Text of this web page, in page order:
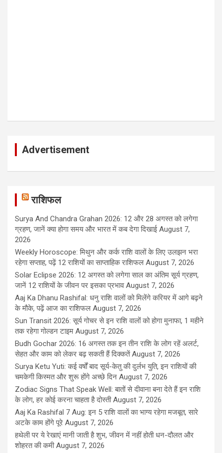
Advertisement
राशिफल
Surya And Chandra Grahan 2026: 12 और 28 अगस्त को लगेगा
ग्रहण, जानें क्या होगा समय और भारत में कब देगा दिखाई August 7,
2026
Weekly Horoscope: मिथुन और कर्क राशि वालों के लिए उलझन भरा
रहेगा सप्ताह, पढ़ें 12 राशियों का साप्ताहिक राशिफल August 7, 2026
Solar Eclipse 2026: 12 अगस्त को लगेगा साल का अंतिम सूर्य ग्रहण,
जानें 12 राशियों के जीवन पर इसका प्रभाव August 7, 2026
Aaj Ka Dhanu Rashifal: धनु राशि वालों को मिलेंगे करियर में आगे बढ़ने
के मौके, पढ़ें आज का राशिफल August 7, 2026
Sun Transit 2026: सूर्य गोचर से इन राशि वालों को होगा मुनाफा, 1 महीने
तक रहेगा गोल्डन टाइम August 7, 2026
Budh Gochar 2026: 16 अगस्त तक इन तीन राशि के लोग रहें अलर्ट,
सेहत और काम को लेकर बढ़ सकती हैं दिक्कतें August 7, 2026
Surya Ketu Yuti: कई वर्षों बाद सूर्य-केतु की दुर्लभ युति, इन राशियों की
चमकेगी किस्मत और शुरू होंगे अच्छे दिन August 7, 2026
Zodiac Signs That Speak Well: बातों से दीवाना बना देते हैं इन राशि
के लोग, हर कोई करना चाहता है दोस्ती August 7, 2026
Aaj Ka Rashifal 7 Aug: इन 5 राशि वालों का भाग्य रहेगा मजबूत, सारे
अटके काम होंगे पूरे August 7, 2026
हथेली पर ये रेखाएं मानी जाती है शुभ, जीवन में नहीं होती धन-दौलत और
शोहरत की कमी August 7, 2026